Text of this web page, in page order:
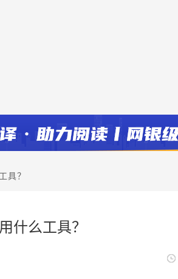
具？
什么工具？